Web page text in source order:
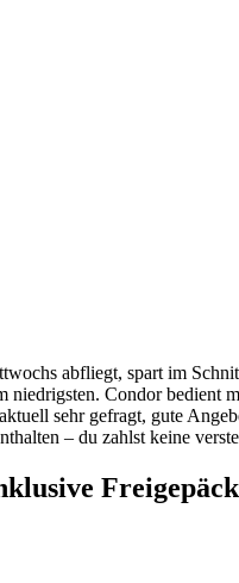
abfliegt, spart im
niedrigsten. Condor
sehr gefragt, gute
– du zahlst keine
Freigepäck